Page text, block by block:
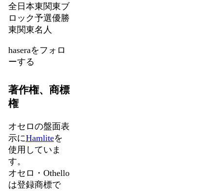
全日本東関東ブ
ロック予選優勝
東関東名人
haseraをフォロ
ーする
著作権、商標
権
オセロの盤面表
示にHamliteを
使用していま
す。
オセロ・Othello
は登録商標で